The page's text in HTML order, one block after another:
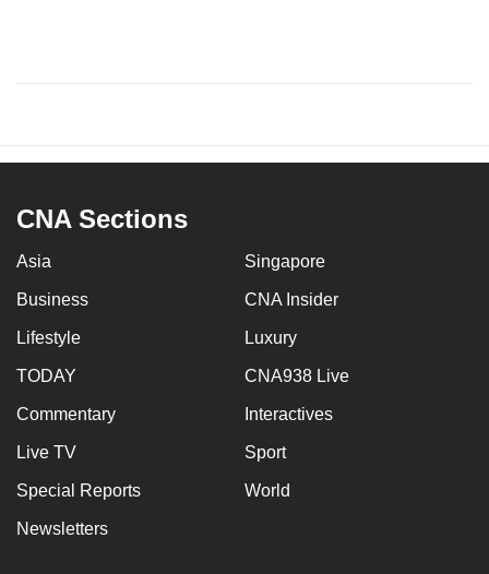
CNA Sections
Asia Singapore
Business CNA Insider
Lifestyle Luxury
TODAY CNA938 Live
Commentary Interactives
Live TV Sport
Special Reports World
Newsletters